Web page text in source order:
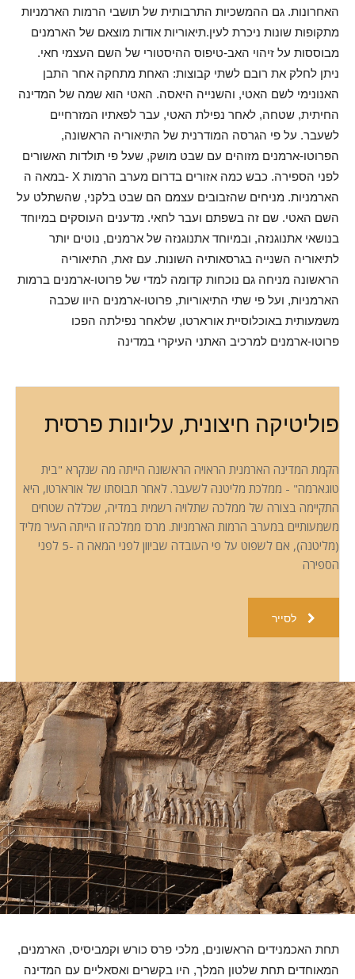
האחרונות. גם ההמשכיות התרבותית של תושבי הרמות הארמניות
מתקופות שונות ניכרת לעין.תיאוריות אודות מוצאם של הארמנים
מבוססות על זיהוי האב-טיפוס ההיסטורי של השם העצמי חאי.
ניתן לחלק את רובם לשתי קבוצות: האחת מתחקה אחר התבן
האנונימי לשם האטי, והשנייה היאסה. האטי הוא שמה של המדינה
החיתית, שטחה, לאחר נפילת האטי, עבר לפאתיו המזרחיים
לשעבר. על פי הגרסה המודרנית של התיאוריה הראשונה,
הפרוטו-ארמנים מזוהים עם שבט מושק, שעל פי תולדות האשורים
במאה ה- X לפני הספירה. כבש כמה אזורים בדרום מערב הרמות
הארמניות. מניחים שהזבובים עצמם הם שבט בלקני, שהשתלט על
השם האטי. שם זה בשפתם ועבר לחאי. מדענים העוסקים במיוחד
בנושאי אתנוגנזה, ובמיוחד אתנוגנזה של ארמנים, נוטים יותר
לתיאוריה השנייה בגרסאותיה השונות. עם זאת, התיאוריה
הראשונה מניחה גם נוכחות קדומה למדי של פרוטו-ארמנים ברמות
הארמניות, ועל פי שתי התיאוריות, פרוטו-ארמנים היוו שכבה
משמעותית באוכלוסיית אורארטו, שלאחר נפילתה הפכו
פרוטו-ארמנים למרכיב האתני העיקרי במדינה
פוליטיקה חיצונית, עליונות פרסית
הקמת המדינה הארמנית הראויה הראשונה הייתה מה שנקרא "בית
טוגארמה" - ממלכת מליטנה לשעבר. לאחר תבוסתו של אורארטו, היא
התקיימה בצורה של ממלכה שתלויה רשמית במדיה, שכללה שטחים
משמעותיים במערב הרמות הארמניות. מרכז ממלכה זו הייתה העיר מליד
(מליטנה), אם לשפוט על פי העובדה שביוון לפני המאה ה -5 לפני
הספירה
לסייר
תחת האכמנידים הראשונים, מלכי פרס כורש וקמביסיס, הארמנים,
המאוחדים תחת שלטון המלך, היו בקשרים ואסאליים עם המדינה